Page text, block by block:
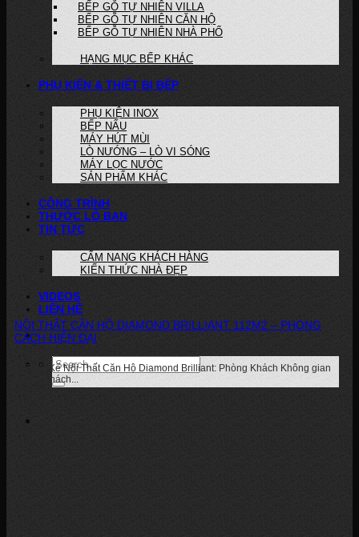
BẾP GỖ TỰ NHIÊN VILLA
BẾP GỖ TỰ NHIÊN CĂN HỘ
BẾP GỖ TỰ NHIÊN NHÀ PHỐ
HẠNG MỤC BẾP KHÁC
PHỤ KIỆN & THIẾT BỊ BẾP
PHỤ KIỆN INOX
BẾP NẤU
MÁY HÚT MÙI
LÒ NƯỚNG – LÒ VI SÓNG
MÁY LỌC NƯỚC
SẢN PHẨM KHÁC
CÔNG TRÌNH
THƯỚC LỖ BAN
TIN TỨC
CẨM NANG KHÁCH HÀNG
KIẾN THỨC NHÀ ĐẸP
VIDEOS
LIÊN HỆ
NỘI THẤT CĂN HỘ DIAMOND BRILLIANT 112M2 – PHONG
CÁCH HIỆN ĐẠI
1. Thiết Kế Nội Thất Căn Hộ Diamond Brilliant: Phòng Khách Không gian
phòng khách...